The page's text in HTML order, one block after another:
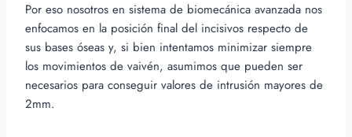
Por eso nosotros en sistema de biomecánica avanzada nos
enfocamos en la posición final del incisivos respecto de
sus bases óseas y, si bien intentamos minimizar siempre
los movimientos de vaivén, asumimos que pueden ser
necesarios para conseguir valores de intrusión mayores de
2mm.